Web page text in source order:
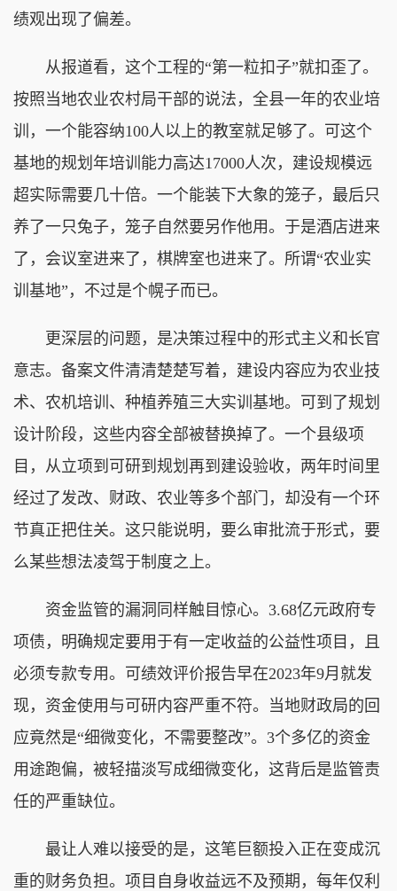
绩观出现了偏差。
从报道看，这个工程的“第一粒扣子”就扣歪了。
按照当地农业农村局干部的说法，全县一年的农业培
训，一个能容纳100人以上的教室就足够了。可这个
基地的规划年培训能力高达17000人次，建设规模远
超实际需要几十倍。一个能装下大象的笼子，最后只
养了一只兔子，笼子自然要另作他用。于是酒店进来
了，会议室进来了，棋牌室也进来了。所谓“农业实
训基地”，不过是个幌子而已。
更深层的问题，是决策过程中的形式主义和长官
意志。备案文件清清楚楚写着，建设内容应为农业技
术、农机培训、种植养殖三大实训基地。可到了规划
设计阶段，这些内容全部被替换掉了。一个县级项
目，从立项到可研到规划再到建设验收，两年时间里
经过了发改、财政、农业等多个部门，却没有一个环
节真正把住关。这只能说明，要么审批流于形式，要
么某些想法凌驾于制度之上。
资金监管的漏洞同样触目惊心。3.68亿元政府专
项债，明确规定要用于有一定收益的公益性项目，且
必须专款专用。可绩效评价报告早在2023年9月就发
现，资金使用与可研内容严重不符。当地财政局的回
应竟然是“细微变化，不需要整改”。3个多亿的资金
用途跑偏，被轻描淡写成细微变化，这背后是监管责
任的严重缺位。
最让人难以接受的是，这笔巨额投入正在变成沉
重的财务负担。项目自身收益远不及预期，每年仅利